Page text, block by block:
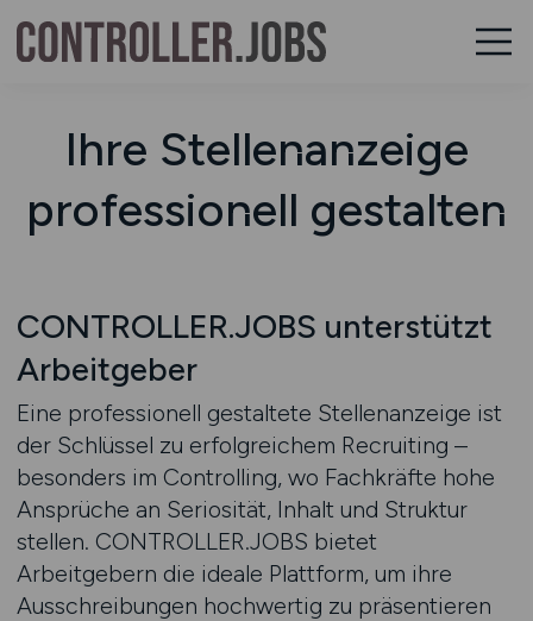
Ihre Stellenanzeige
professionell gestalten
CONTROLLER.JOBS unterstützt
Arbeitgeber
Eine professionell gestaltete Stellenanzeige ist
der Schlüssel zu erfolgreichem Recruiting –
besonders im Controlling, wo Fachkräfte hohe
Ansprüche an Seriosität, Inhalt und Struktur
stellen. CONTROLLER.JOBS bietet
Arbeitgebern die ideale Plattform, um ihre
Ausschreibungen hochwertig zu präsentieren